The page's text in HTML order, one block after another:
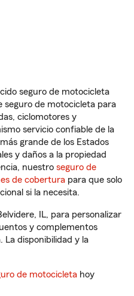
seguro de motocicleta
seguro de motocicleta para
ciclomotores y
servicio confiable de la
más grande de los Estados
y daños a la propiedad
nuestro seguro de
de cobertura para que solo
si la necesita.
IL, para personalizar
y complementos
La disponibilidad y la
de motocicleta hoy